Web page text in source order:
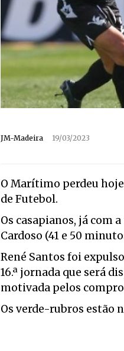
JM-Madeira 19/03/2023
O Marítimo perdeu
de Futebol.
Os casapianos, já com
Cardoso (41 e 50
René Santos foi
16.ª jornada que será
motivada pelos
Os verde-rubros estão